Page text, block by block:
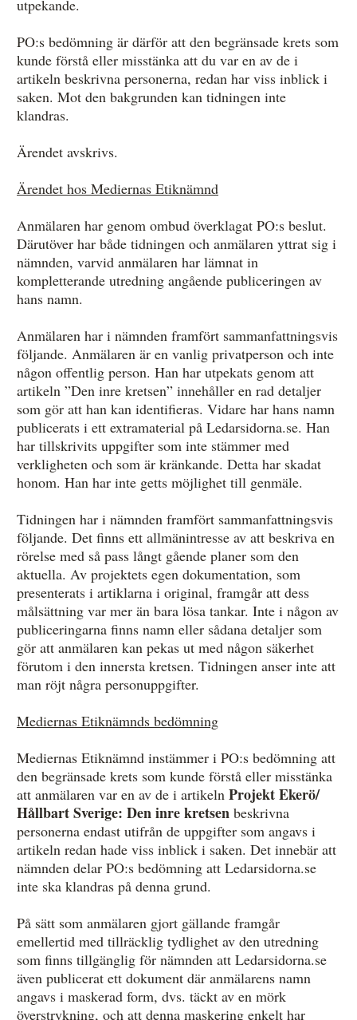
utpekande.
PO:s bedömning är därför att den begränsade krets som
kunde förstå eller misstänka att du var en av de i
artikeln beskrivna personerna, redan har viss inblick i
saken. Mot den bakgrunden kan tidningen inte
klandras.
Ärendet avskrivs.
Ärendet hos Mediernas Etiknämnd
Anmälaren har genom ombud överklagat PO:s beslut.
Därutöver har både tidningen och anmälaren yttrat sig i
nämnden, varvid anmälaren har lämnat in
kompletterande utredning angående publiceringen av
hans namn.
Anmälaren har i nämnden framfört sammanfattningsvis
följande. Anmälaren är en vanlig privatperson och inte
någon offentlig person. Han har utpekats genom att
artikeln ”Den inre kretsen” innehåller en rad detaljer
som gör att han kan identifieras. Vidare har hans namn
publicerats i ett extramaterial på Ledarsidorna.se. Han
har tillskrivits uppgifter som inte stämmer med
verkligheten och som är kränkande. Detta har skadat
honom. Han har inte getts möjlighet till genmäle.
Tidningen har i nämnden framfört sammanfattningsvis
följande. Det finns ett allmänintresse av att beskriva en
rörelse med så pass långt gående planer som den
aktuella. Av projektets egen dokumentation, som
presenterats i artiklarna i original, framgår att dess
målsättning var mer än bara lösa tankar. Inte i någon av
publiceringarna finns namn eller sådana detaljer som
gör att anmälaren kan pekas ut med någon säkerhet
förutom i den innersta kretsen. Tidningen anser inte att
man röjt några personuppgifter.
Mediernas Etiknämnds bedömning
Mediernas Etiknämnd instämmer i PO:s bedömning att
den begränsade krets som kunde förstå eller misstänka
att anmälaren var en av de i artikeln Projekt Ekerö/
Hållbart Sverige: Den inre kretsen beskrivna
personerna endast utifrån de uppgifter som angavs i
artikeln redan hade viss inblick i saken. Det innebär att
nämnden delar PO:s bedömning att Ledarsidorna.se
inte ska klandras på denna grund.
På sätt som anmälaren gjort gällande framgår
emellertid med tillräcklig tydlighet av den utredning
som finns tillgänglig för nämnden att Ledarsidorna.se
även publicerat ett dokument där anmälarens namn
angavs i maskerad form, dvs. täckt av en mörk
överstrykning, och att denna maskering enkelt har